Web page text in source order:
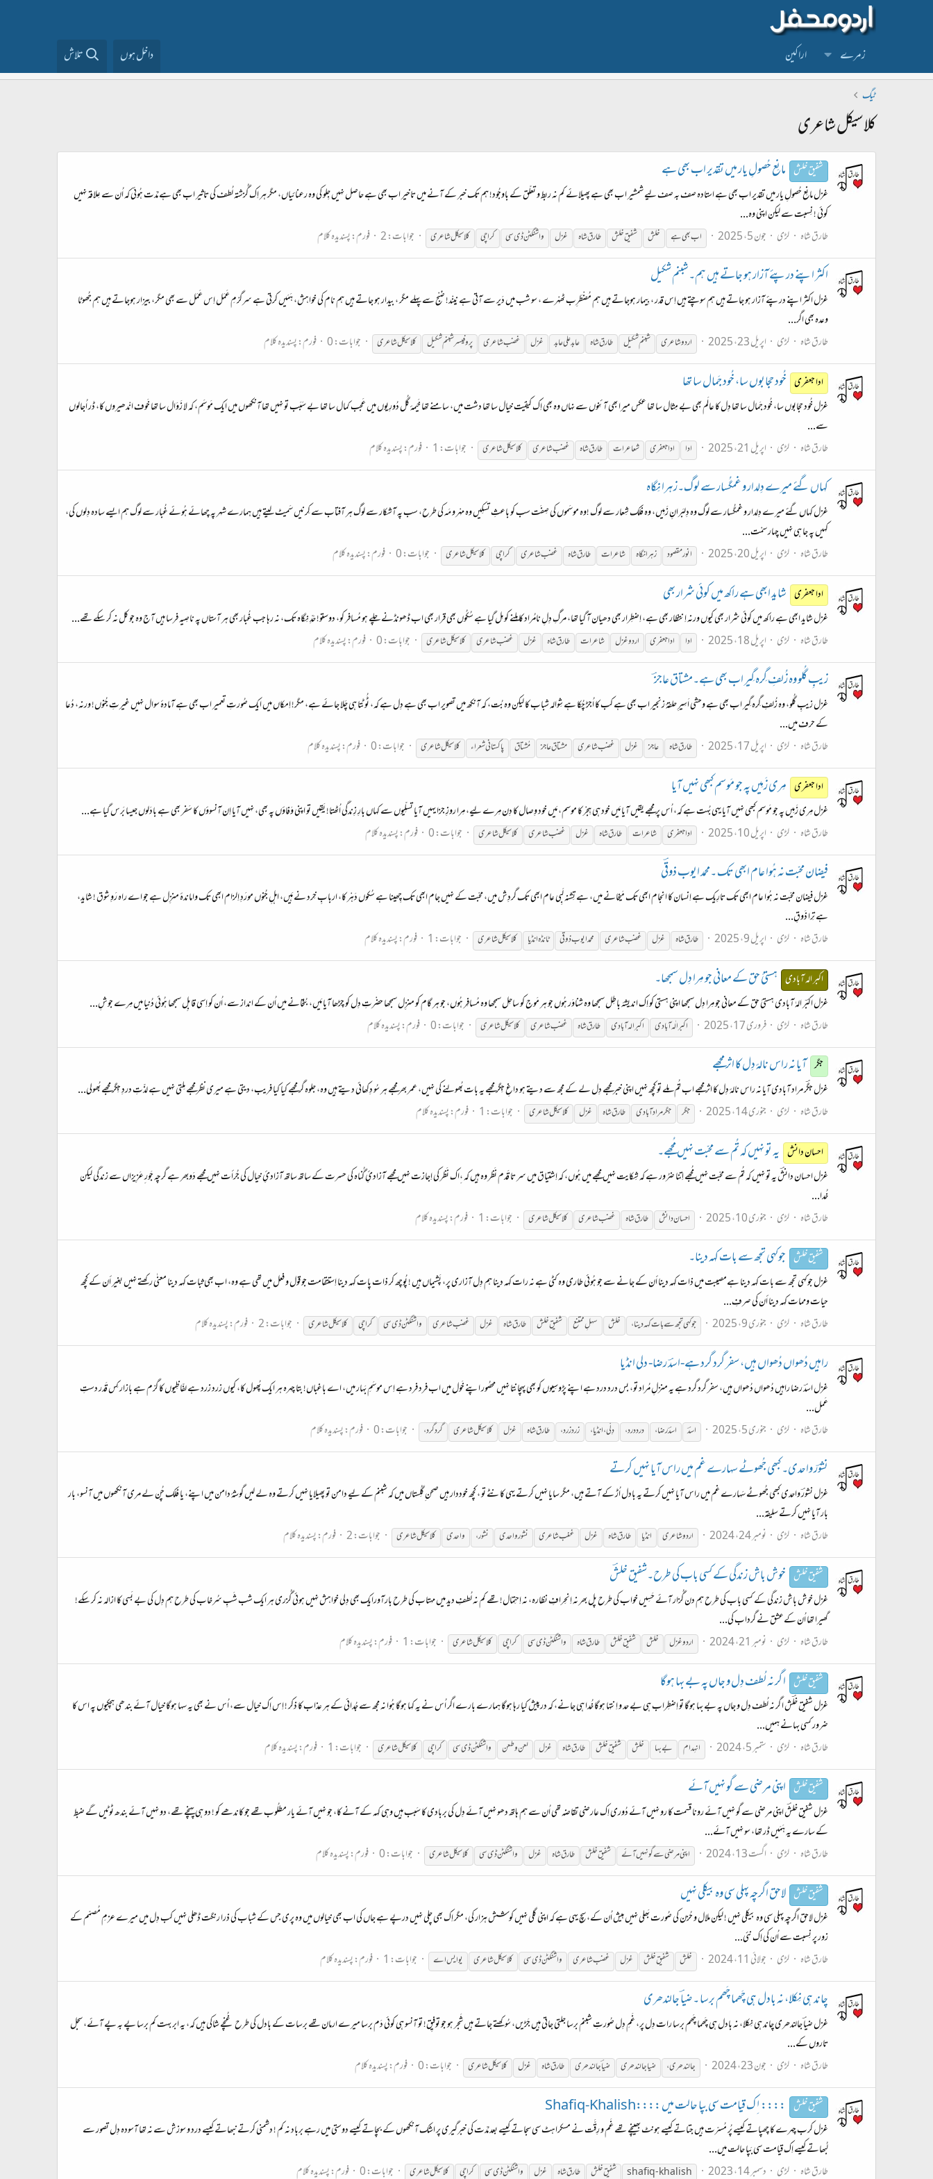
زمرے اراکین داخل ہوں تلاش
ٹیگ
کلاسیکل شاعری
شفیق خلش مانِع حُصولِ یار میں تقدیر اب بھی ہے
غزل مانِع حُصولِ یار میں تقدیر اب بھی ہے استادہ صف بہ صف لیے شمشیر اب بھی ہے پھیلائے کم نہ ربط و تعلّق کے باوجُود! ہم تک خبر کے آنے میں تاخیر اب بھی ہے حاصل نہیں جِلو کی وہ رعنائیاں، مگر ہر اِک گُزشتہ لُطف کی تاثیر اب بھی ہے مُدّت ہُوئی کہ اُن سے عِلاقہ نہیں
کوئی ! نِسبت سے لیکن اپنی وہ...
طارق شاہ
لڑی جون 5، 2025 اب بھی ہے خلش شفیق خلش طارق شاہ غزل واشنگٹن ڈی سی کراچی کلاسیکلشاعری جوابات: 2 فورم:پسندیدہ کلام
اکثر اپنے درپئے آزار ہو جاتے ہیں ہم۔شبنم شکیل
غزل اکثر اپنے درپئے آزار ہو جاتے ہیں ہم سوچتے ہیں اِس قدر ، بِیمار ہوجاتے ہیں ہم مُضْطَرِب ٹھہْرے ، سو شب میں دَیر سے آتی ہے نِینْد! صُْبْح سے پہلے مگر ، بیدار ہو جاتے ہیں ہم نام کی خواہش، ہَمَیں کرتی ہے سرگرْمِ عَمَل اِس عَمَل سے بھی مگر، بیزار ہوجاتے ہیں ہم جُھوٹا
وعدہ بھی اگر...
طارق شاہ
لڑی اپریل 23، 2025 اردوشاعری شبنم شکیل طارق شاہ عابد علی عابد غزل غضبشاعری پروفیسر شبنم شکیل کلاسیکلشاعری جوابات: 0 فورم:پسندیدہ کلام
ادا جعفری خُود حِجابوں سا، خُود جَمال سا تھا
غزل خُود حِجابوں سا، خُود جَمال سا تھا دِل کا عالَم بھی بے مِثال سا تھا عکس میرا بھی آئِنوں سے نہاں وہ بھی اِک کیفیّت خیال سا تھا دشت میں، سامنے تھا خَیمۂ گُل دُورِیوں میں عَجب کمال سا تھا بے سَبَب تو نہیں تھا آنکھوں میں ایک مَوسَم، کہ لا زَوَال سا تھا خَوف انْدھیروں کا، ڈر اُجالوں
سے...
طارق شاہ
لڑی اپریل 21، 2025 ادا ادا جعفری شعاعرات طارق شاہ غضبشاعری کلاسیکلشاعری جوابات: 1 فورم:پسندیدہ کلام
کہاں گئے میرے دِلدار و غمگُسار سے لوگ۔زہرا نِگاہ
‎غزل ‎کہاں گئے میرے دِلدار و غمگُسار سے لوگ وہ دِلبَرانِ زَمِیں، وہ فَلک شِعار سے لوگ ‎!وہ موسَموں کی صِفَت سب کو باعثِ تسکِیں وہ مہْر و مَہ کی طرح، سب پہ آشکار سے لوگ ‎ہر آفتاب سے کِرنیں سَمیٹ لیتے ہیں ہمارے شہر پہ چھائے ہُوئے غُبار سے لوگ ‎ہم ایسے سادہ دِلوں کی،
کہیں پہ جا ہی نہیں چہار سمْت...
طارق شاہ
لڑی اپریل 20، 2025 انور مقصود زہرا نگاہ شاعرات طارق شاہ غضبشاعری کراچی کلاسیکلشاعری جوابات: 0 فورم:پسندیدہ کلام
ادا جعفری شاید ابھی ہے راکھ میں کوئی شرار بھی
غزل شاید ابھی ہے راکھ میں کوئی شرار بھی کیوں ورنہ اِنتظار بھی ہے، اِضطِرار بھی دھیان آ گیا تھا، مرگِ دِلِ نامُراد کا مِلنے کو مِل گیا ہے سُکُوں بھی قرار بھی اب ڈھونڈنے چلے ہو مُسافر کو، دوستو! حَدِّ نِگاہ تک، نہ رہا جب غُبار بھی ہر آستاں پہ ناصِیہ فرسا ہیں آج وہ جو کل نہ کر سکے تھے...
طارق شاہ
لڑی اپریل 18، 2025 ادا ادا جعفری اردو غزل شاعرات طارق شاہ غزل غضبشاعری کلاسیکلشاعری جوابات: 0 فورم:پسندیدہ کلام
زیبِ گُلو وہ زُلفِ گِرہ گِیر اب بھی ہے۔مشتاق عاجزؔ
غزل زیبِ گُلو، وہ زُلفِ گِرہ گِیر اب بھی ہے وحشی اَسِیرِ حلقۂ زنجیر اب بھی ہے کب کا اُجڑ چُکا ہے شِوالہ شباب کا لیکن وہ بُت، کہ آنکھ میں تصویر اب بھی ہے دِل ہے کہ، ٹُوٹتا ہی چَلا جائے ہے، مگر! اِمکاں میں ایک صُورتِ تعمیر اب بھی ہے آمادۂ سوال نہیں غیرتِ جُنوں! ورنہ، دُعا
کے حرف میں...
طارق شاہ
لڑی اپریل 17، 2025 طارق شاہ عاجز غزل غضبشاعری مشتاق عاجز مُشتاق پاکستانی شعراء کلاسیکلشاعری جوابات: 0 فورم:پسندیدہ کلام
ادا جعفری مِری زَمِیں پہ جو مَوسم کبھی نہیں آیا
غزل مِری زَمِیں پہ جو مَوسم کبھی نہیں آیا یہی بُہت ہے کہ، اُس پر مجھے یقیں آیا مَیں خود ہی ہِجْر کا موسم، مَیں خود وِصال کا دِن مِرے لِیے، مِرا روزِ جزا یہیں آیا تسلِّیوں سے کہاں بارِ زِندگی اُٹھتا! یَقِیں تو اپنی وَفاؤں پہ بھی، نہیں آیا اِن آنسوؤں کا سَفر بھی ہے بادَلوں جیسا بَرس گیا ہے...
طارق شاہ
لڑی اپریل 10، 2025 ادا جعفری شاعرات طارق شاہ غزل غضبشاعری کلاسیکلشاعری جوابات: 0 فورم:پسندیدہ کلام
فیضان محبّت نہ ہُوا عام ابھی تک ۔محمد ایوب ذوقؔی
غزل فیضان محبّت نہ ہُوا عام ابھی تک تارِیک ہے اِنسان کا انجام ابھی تک مَیخانے میں، ہے تِشنہ لَبِی عام ابھی تک گردِش میں، محبّت کے نہیں جام ابھی تک چِھینا ہے سُکوں دَہْر کا، اربابِ خِرد نے ہَیں، اہلِ جُنوں مورَدِ اِلزام ابھی تک واماندۂ منزِل ہے جو اے راہ رَوِ شوق ! شاید،
ہے تِرا ذَوقِ...
طارق شاہ
لڑی اپریل 9، 2025 طارق شاہ غزل غضبشاعری محمد ایوب ذوقی ٹانڈہ انڈیا کلاسیکلشاعری جوابات: 1 فورم:پسندیدہ کلام
اکبر الہ آبادی ہستیٔ حق کے معانی جو مِرا دِل سمجھا۔
غزل اکبؔر الہٰ آبادی ہستیٔ حق کے معانی جو مِرا دِل سمجھا اپنی ہستی کو اِک اندیشۂ باطِل سمجھا وہ شناوَر ہُوں جو ہر مَوج کو ساحِل سمجھا وہ مُسافِر ہُوں، جو ہر گام کو منزِل سمجھا حضْرتِ دِل کو چڑھا آیا مَیں، بُتخانے میں اُن کے انداز سے، اُن کو اِسی قابِل سمجھا ہُوئی دُنیا میں مِرے جوشِ...
طارق شاہ
لڑی فروری 17، 2025 اکبر الٰہ آبادی اکبر الہ آبادی طارق شاہ غضبشاعری کلاسیکلشاعری جوابات: 0 فورم:پسندیدہ کلام
جگر آیا نہ راس نالۂ دِل کا اثر مجھے
غزل جگؔر مراد آبادی آیا نہ راس نالۂ دِل کا اثر مجھے اب تُم مِلے تو کچھ نہیں اپنی خبر مجھے ‎دِل لے کے مجھ سے دیتے ہو داغِ جِگر مجھے ‎یہ بات بُھولنے کی نہیں، عمر بھر مجھے ‎ہر سُو دِکھائی دیتے ہیں وہ، جلوہ گر مجھے ‎کیا کیا فریب، دیتی ہے میری نظر مجھے مِلتی نہیں ہے لذّتِ دردِ جِگر مجھے بُھولی...
طارق شاہ
لڑی جنوری 14، 2025 جگر جگر مرادآبادی طارق شاہ غزل کلاسیکلشاعری جوابات: 1 فورم:پسندیدہ کلام
احسان دانش یہ تو نہیں کہ تُم سے محبّت نہیں مُجھے۔
غزل احسان دانشؔ یہ تو نہیں کہ تُم سے محبّت نہیں مُجھے اِتنا ضرُور ہے کہ شِکایت نہیں مجھے میں ہُوں، کہ اِشتیاق میں سر تا قَدم نَظر وہ ہیں کہ ،ِاک نَظر کی اِجازت نہیں مجھے آزادئِ گُناہ کی حسرت کے ساتھ ساتھ آزادئِ خیال کی جُرأت نہیں مجھے دَوبھر ہے گرچہ جَور ِعَزِیزاں سے زندگی لیکن
خُدا...
طارق شاہ
لڑی جنوری 10، 2025 احسان دانش طارق شاہ غضبشاعری کلاسیکلشاعری جوابات: 1 فورم:پسندیدہ کلام
شفیق خلش جوكہی تجھ سے بات كہہ دينا۔
غزل جوكہی تجھ سے بات كہہ دينا ہےمصيبت میں ذات كہہ دینا أن كے جانے سے جو ہُوئی طارى وه كٹی ہے نہ رات كہہ دینا ہم دِل آزارى پر، پَشیماں ہیں ! پُوچھ كر ذات پات كہہ دينا اِستتقامت جو قول و فعل میں تھى ہے وه، اب بھى ثبات كہہ دينا معنٰی ركھتے نہیں بغیر أن كے کچھ
حيات وممات كہہ دينا أن كى صرفِ...
طارق شاہ
لڑی جنوری 9، 2025 جوكہی تجھ سے بات كہہ دينا، خلش سہلِ ممتنع شفیق خلش طارق شاہ غزل غضبشاعری واشنگٹن ڈی سی کراچی کلاسیکلشاعری جوابات: 2 فورم:پسندیدہ کلام
راہیں دُھواں دُھواں ہیں، سفر گرد گرد ہے-اسدؔ رضا- دلی انڈیا
غزل اسدؔ رضا راہیں دُھواں دُھواں ہیں، سفر گرد گرد ہے یہ منزلِ مُراد تو، بس درد درد ہے اپنے پڑوسِیوں کو بھی پہچانتا نہیں محصُور اپنے خَول میں اب فرد فرد ہے اِس موسَمِ بَہار میں، اے باغباں! بتا چہرہ ہر ایک پُھول کا، کیوں زرد زرد ہے لفّاظِیوں کا گرْم ہے بازار کِس قَدر دستِ
عَمل...
طارق شاہ
لڑی جنوری 5، 2025 اسدؔ اسدؔ رضا، درد درد، دِلّی، انڈیا، زرد زرد، طارق شاہ غزل کلاسیکلشاعری گرد گرد، جوابات: 0 فورم:پسندیدہ کلام
نشوؔر واحدی۔ کبھی جُھوٹے سہارے غم میں راس آیا نہیں کرتے
غزل نشورؔ واحدی کبھی جُھوٹے سَہارے غم میں راس آیا نہیں کرتے یہ بادل اُڑ کے آتے ہیں، مگر سایا نہیں کرتے یہی کانٹے تو ، کچھ خوددار ہیں صحن ِگلُِستاں میں کہ شبنم کے لیے دامن تو پھیلایا نہیں کرتے وہ لے لیں گوشۂ دامن میں اپنے، یا فلک چُن لے مری آنکھوں میں آنسو، بار
بار آیا نہیں کرتے سلیقہ...
طارق شاہ
لڑی نومبر 24، 2024 اردوشاعری انڈیا طارق شاہ غزل غغبشاعری نشور واحدی نشور، واحدی کلاسیکلشاعری جوابات: 2 فورم:پسندیدہ کلام
شفیق خلش خوش باش زندگی کے کسی باب کی طرح۔شفیق خلشؔ
غزل خوش باش زندگی کے کسی باب کی طرح ہم دن گُزار آئے حَسِیں خواب کی طرح پل بھر نہ اِنحِرافِ نظارہ، نہ اِحتِمال! تھے کم نہ لُطفِ دید میں مہتاب کی طرح بارآورایک بھی دِلی خواہش نہیں ہوئی گُزری ہر ایک شب شَبِ سُرخاب کی طرح ہم دِل کی بے بَسی کا ازالہ نہ کر سکے!
گھیرا تھا اُن کےعشق نے گرداب کی...
طارق شاہ
لڑی نومبر 21، 2024 اردو غزل خلش شفیق خلش طارق شاہ واشنگٹن ڈی سی کراچی کلاسیکلشاعری جوابات: 1 فورم:پسندیدہ کلام
شفیق خلش ا گر نہ لُطف دِل و جاں پہ بے بہا ہوگا
غزل شفیق خلؔش ا گر نہ لُطف دِل و جاں پہ بے بہا ہوگا تو اِضطِراب ہی بے حد و اِنتہا ہوگا خُدا ہی جانے، کہ درپیش کیا رہا ہوگا ہمارے بارے اگر اُس نے یہ کہا ہوگا ہُوا نہ مجھ سے جُدائی کے ہر عذاب کا ذکر ! اِس اِک خیال سے، اُس نے بھی یہ سہا ہوگا خیال آئے بندھی ہچکیوں پہ اس کا
ضرور کسی بہانے ہمیں...
طارق شاہ
لڑی ستمبر 5، 2024 انہِدام بے بہا خلش شفیق خلش طارق شاہ غزل لعن و طعن واشنگٹن ڈی سی کراچی کلاسیکلشاعری جوابات: 1 فورم:پسندیدہ کلام
شفیق خلش اپنی مرضی سے گو نہیں آئے
غزل شفیق خلشؔ اپنی مرضی سے گو نہیں آئے رونا قسمت کا رو نہیں آئے دُوری اِک عارضی تقاضہ تھی اُن سے ہم ہاتھ دھو نہیں آئے دِل کی بربادی کا سَبب ہیں وہی کہہ کے آنے کا، جو نہیں آئے یار مطلُوب تھے جو کاندھے کو ! دو ہی پہنچے تھے، دو نہیں آئے بندھ ٹوٹیں گے ضبط
کے سارے یہ ہَمَیں ڈر تھا، سو نہیں آئے...
طارق شاہ
لڑی اگست 13، 2024 اپنی مرضی سے گو نہیں آئے شفیق خلش طارق شاہ غزل واشنگٹن ڈی سی کلاسیکلشاعری جوابات: 0 فورم:پسندیدہ کلام
شفیق خلش لاحق اگرچہ پہلی سی وہ بیکلی نہیں
غزل لاحق اگرچہ پہلی سی وہ بیکلی نہیں ! لیکن ملال و حُزن کی صُورت بَھلی نہیں ہیش اُن کے، سچ یہی ہے کہ اپنی گلی نہیں کوشش ہزار کی، مگر اِک بھی چلی نہیں درپے ہے جاں کی اب بھی خیالوں میں وہ پری جس کے شباب کی ذرا رنگت ڈھلی نہیں کب دِل میں میرے عزمِ مُصمّم کے
زور پر نِسبت سے اُن کی اِک نئی...
طارق شاہ
لڑی جولائی 11، 2024 خلش شفیق خلش غزل غضبشاعری واشنگٹن ڈی سی کلاسیکلشاعری یو ایس اے جوابات: 1 فورم:پسندیدہ کلام
چاند ہی نِکلا، نہ بادل ہی چَھما چَھم برسا ۔ ضیاؔ جالندھری
غزل ضیاؔ جالندھری چاند ہی نِکلا، نہ بادل ہی چَھما چَھم برسا رات دِل پر، غَمِ دِل صُورتِ شبنم برسا جلتی جاتی ہیں جَڑیں، سُوکھتے جاتے ہیں شَجر ہو جو توفیِق! تو آنسو ہی کوئی دَم برسا میرے ارمان تھے برسات کے بادل کی طرح غُنچے شاکی ہیں کہ، یہ ابر بہت کم برسا پے بہ پے آئے، سجل
تاروں کے...
طارق شاہ
لڑی جون 23، 2024 جالندھری، ضیا جالندھری ضیاؔ جالندھری طارق شاہ غزل کلاسیکلشاعری جوابات: 0 فورم:پسندیدہ کلام
شفیق خلش ::::۱ِک قیامت سی بپا حالت میں ::::Shafiq-Khalish
غزل کرب چہرے کا چھپاتے کیسے پُر مُسرّت ہیں جتاتے کیسے ہونٹ بھینچے تھے غَم و رِقَّت نے مسکراہٹ سی سجاتے کیسے بعد مُدّت کی خبرگیری پر اشک آنکھوں کے بچاتے کیسے دوستی میں رہے برباد نہ کم ! دشمنی کرتے نبھاتے کیسے درد و سوزش سے نہ تھا آسودہ دِل تصور سے
لُبھاتے کیسے اِک قیامت سی بَپا حالت میں...
طارق شاہ
لڑی دسمبر 14، 2023 shafiq-khalish شفیق خلش طارق شاہ غزل واشنگٹن ڈی سی کراچی کلاسیکلشاعری جوابات: 0 فورم:پسندیدہ کلام